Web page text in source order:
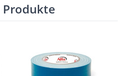
Produkte